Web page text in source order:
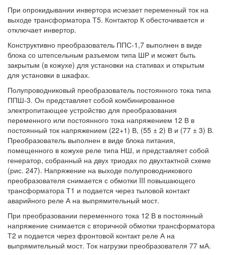
При опрокидывании инвертора исчезает переменный ток на
выходе трансформатора Т5. Контактор К обесточивается и
отключает инвертор.
Конструктивно преобразователь ППС-1,7 выполнен в виде
блока со штепсельным разъемом типа ШР и может быть
закрытым (в кожухе) для установки на стативах и открытым
для установки в шкафах.
Полупроводниковый преобразователь постоянного тока типа
ППШ-3. Он представляет собой комбинированное
электропитающее устройство для преобразования
переменного или постоянного тока напряжением 12 В в
постоянный ток напряжением (22+1) В, (55 ± 2) В и (77 ± 3) В.
Преобразователь выполнен в виде блока питания,
помещенного в кожухе реле типа НШ, и представляет собой
генератор, собранный на двух триодах по двухтактной схеме
(рис. 247). Напряжение на выходе полупроводникового
преобразователя снимается с обмотки III повышающего
трансформатора Т1 и подается через тыловой контакт
аварийного реле А на выпрямительный мост.
При преобразовании переменного тока 12 В в постоянный
напряжение снимается с вторичной обмотки трансформатора
Т2 и подается через фронтовой контакт реле А на
выпрямительный мост. Ток нагрузки преобразователя 77 мА.